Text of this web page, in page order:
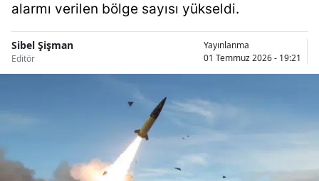
Bilecik
Bolu
Burdur
Bursa
alarmı verilen bölge sayısı yükseldi.
Sibel Şişman
Editör
Yayınlanma
01 Temmuz 2026 - 19:21